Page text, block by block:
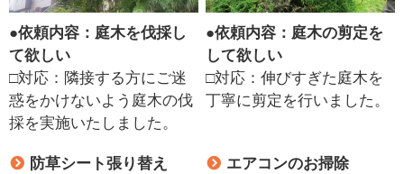
●依頼内容：庭木を伐採し
て欲しい
□対応：隣接する方にご迷
惑をかけないよう庭木の伐
採を実施いたしました。
●依頼内容：庭木の剪定を
して欲しい
□対応：伸びすぎた庭木を
丁寧に剪定を行いました。
防草シート張り替え エアコンのお掃除